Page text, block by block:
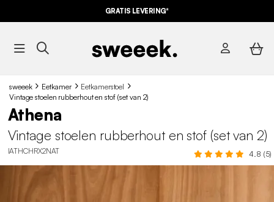
GRATIS LEVERING*
sweeek Eetkamer
Eetkamerstoel
Vintage stoelen rubberhout en stof (set van 2)
Athena
Vintage stoelen rubberhout en stof (set van 2)
IATHCHRX2NAT 4.8 (5)